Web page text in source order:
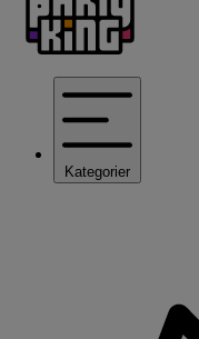
Kategorier